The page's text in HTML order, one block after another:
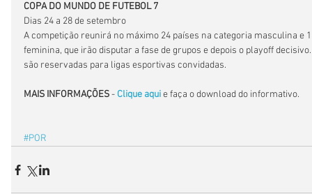
COPA DO MUNDO DE FUTEBOL 7
Dias 24 a 28 de setembro
A competição reunirá no máximo 24 países na categoria masculina e
feminina, que irão disputar a fase de grupos e depois o playoff
são reservadas para ligas esportivas convidadas.
MAIS INFORMAÇÕES - Clique aqui e faça o download do informativo.
#POR